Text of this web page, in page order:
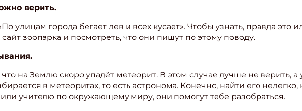
верить.
улицам города бегает лев и всех кусает». Чтобы узнать, правда это
зоопарка и посмотреть, что они пишут по этому поводу.
на Землю скоро упадёт метеорит. В этом случае лучше не верить, а
в метеоритах, то есть астронома. Конечно, найти его нелегко,
учителю по окружающему миру, они помогут тебе разобраться.